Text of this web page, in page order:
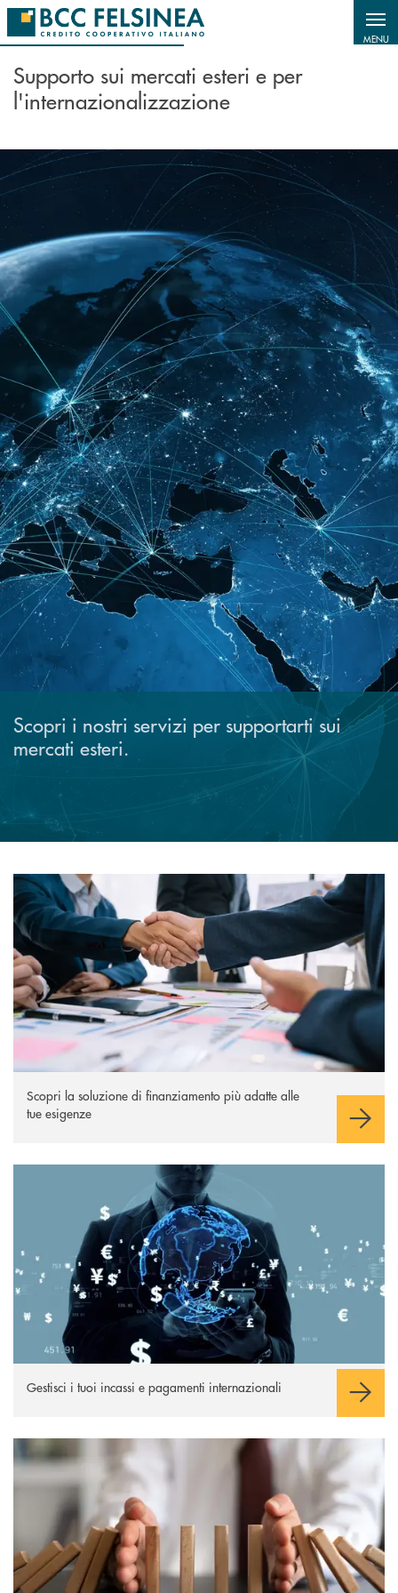
Salta al contenuto principale
MENU
Supporto sui mercati esteri e per
l'internazionalizzazione
Scopri i nostri servizi per supportarti sui
mercati esteri.
scopri di più
Apre una nuova finestra
Scopri la soluzione di finanziamento più adatte alle
tue esigenze
Gestisci i tuoi incassi e pagamenti internazionali
scopri di più
Apre una nuova finestra